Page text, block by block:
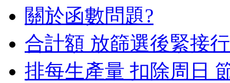
關於函數問題?
合計額 放篩選後緊接行
排每生產量 扣除周日